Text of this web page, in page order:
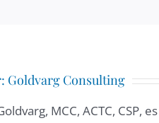
Goldvarg Consulting
MCC, ACTC, CSP,